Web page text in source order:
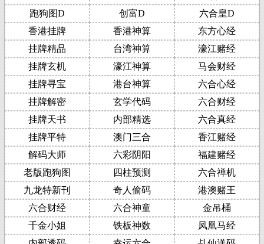
跑狗图D
创富D
六合皇D
香港挂牌
香港神算
东方心经
挂牌精品
台湾神算
濠江赌经
挂牌玄机
濠江神算
马会财经
挂牌寻宝
港台神算
六合心经
挂牌解密
玄学代码
六合财经
挂牌天书
内部精选
六合真经
挂牌平特
澳门三合
香江赌经
解码大师
六彩阴阳
福建赌经
老版跑狗图
四柱预测
六合禅机
九龙特新刊
奇人偷码
港澳赌王
六合财经
六合神童
金吊桶
千金小姐
铁板神数
凤凰马经